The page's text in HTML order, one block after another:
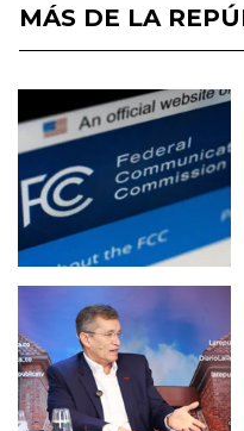
MÁS DE LA